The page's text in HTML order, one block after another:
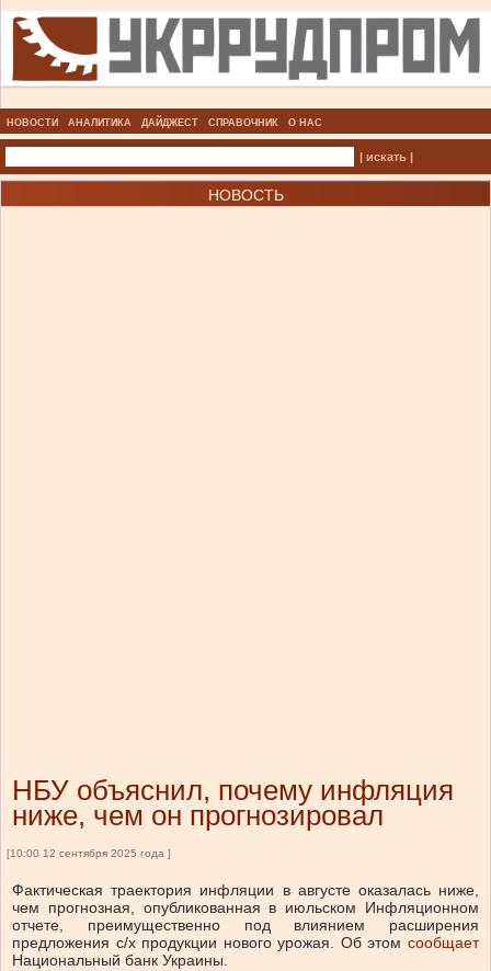
НОВОСТИ АНАЛИТИКА ДАЙДЖЕСТ СПРАВОЧНИК О НАС
| искать |
НОВОСТЬ
НБУ объяснил, почему инфляция
ниже, чем он прогнозировал
[10:00 12 сентября 2025 года ]
Фактическая траектория инфляции в августе оказалась ниже,
чем прогнозная, опубликованная в июльском Инфляционном
отчете, преимущественно под влиянием расширения
предложения с/х продукции нового урожая. Об этом сообщает
Национальный банк Украины.